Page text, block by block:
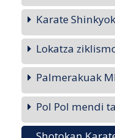
Karate
Lokatza
Palmerakuak
Pol Pol mendi